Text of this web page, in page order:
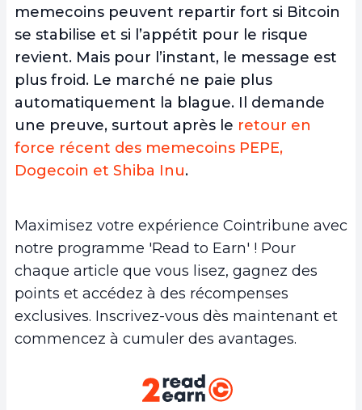
memecoins peuvent repartir fort si Bitcoin
se stabilise et si l’appétit pour le risque
revient. Mais pour l’instant, le message est
plus froid. Le marché ne paie plus
automatiquement la blague. Il demande
une preuve, surtout après le retour en
force récent des memecoins PEPE,
Dogecoin et Shiba Inu.
Maximisez votre expérience Cointribune avec
notre programme 'Read to Earn' ! Pour
chaque article que vous lisez, gagnez des
points et accédez à des récompenses
exclusives. Inscrivez-vous dès maintenant et
commencez à cumuler des avantages.